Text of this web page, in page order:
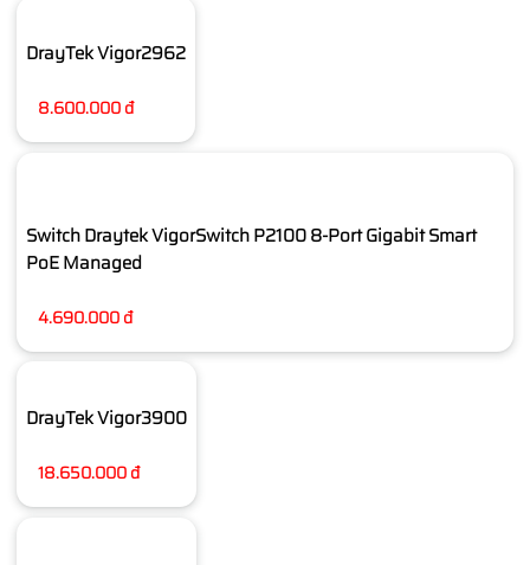
DrayTek Vigor2962
8.600.000 đ
Switch Draytek VigorSwitch P2100 8-Port Gigabit Smart
PoE Managed
4.690.000 đ
DrayTek Vigor3900
18.650.000 đ